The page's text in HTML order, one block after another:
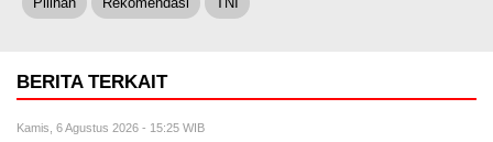
BERITA TERKAIT
Kamis, 6 Agustus 2026 - 15:25 WIB